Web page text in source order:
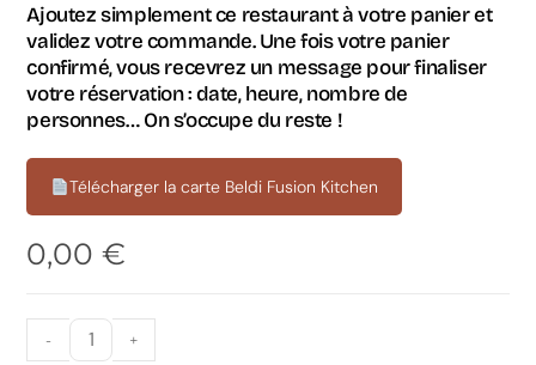
Ajoutez simplement ce restaurant à votre panier et
validez votre commande. Une fois votre panier
confirmé, vous recevrez un message pour finaliser
votre réservation : date, heure, nombre de
personnes… On s’occupe du reste !
Télécharger la carte Beldi Fusion Kitchen
0,00€
- +